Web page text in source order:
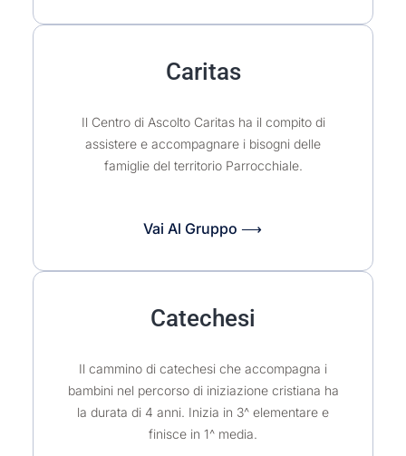
Caritas
Il Centro di Ascolto Caritas ha il compito di
assistere e accompagnare i bisogni delle
famiglie del territorio Parrocchiale.
Vai Al Gruppo ⟶
Catechesi
Il cammino di catechesi che accompagna i
bambini nel percorso di iniziazione cristiana ha
la durata di 4 anni. Inizia in 3^ elementare e
finisce in 1^ media.